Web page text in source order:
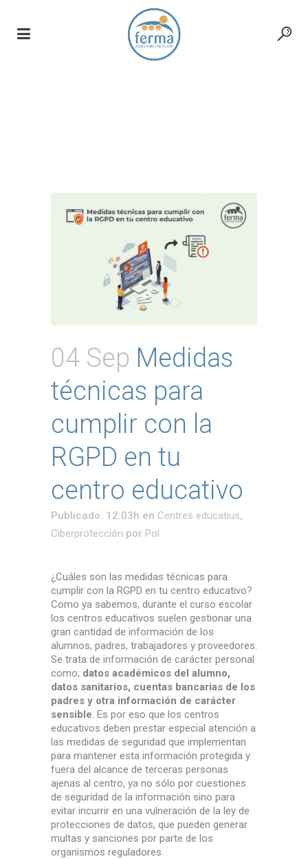
04 Sep Medidas
técnicas para
cumplir con la
RGPD en tu
centro educativo
Publicado: 12:03h en Centres educatius,
Ciberprotección por Pol
¿Cuáles son las medidas técnicas para
cumplir con la RGPD en tu centro educativo?
Como ya sabemos, durante el curso escolar
los centros educativos suelen gestionar una
gran cantidad de información de los
alumnos, padres, trabajadores y proveedores.
Se trata de información de carácter personal
como; datos académicos del alumno,
datos sanitarios, cuentas bancarias de los
padres y otra información de carácter
sensible. Es por eso que los centros
educativos deben prestar especial atención a
las medidas de seguridad que implementan
para mantener esta información protegida y
fuera del alcance de terceras personas
ajenas al centro, ya no sólo por cuestiones
de seguridad de la información sino para
evitar incurrir en una vulneración de la ley de
protecciones de datos, que pueden generar
multas y sanciones por parte de los
organismos reguladores.